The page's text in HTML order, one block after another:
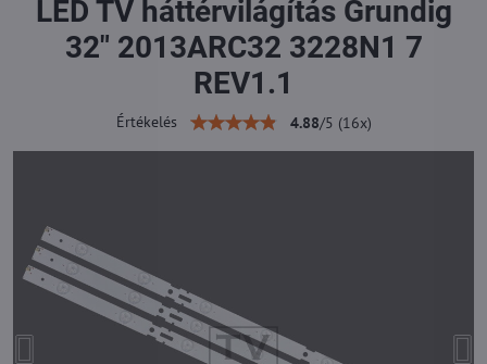
LED TV háttérvilágítás Grundig
32" 2013ARC32 3228N1 7
REV1.1
Értékelés 4.88/5 (16x)